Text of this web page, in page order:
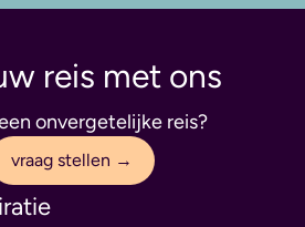
reis met ons
onvergetelijke reis?
vraag stellen →